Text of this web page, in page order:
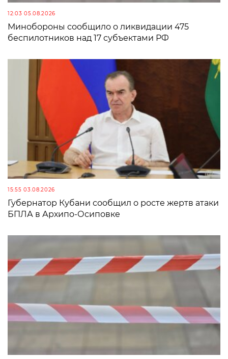
12:03 05.08.2026
Минобороны сообщило о ликвидации 475
беспилотников над 17 субъектами РФ
15:55 03.08.2026
Губернатор Кубани сообщил о росте жертв атаки
БПЛА в Архипо-Осиповке